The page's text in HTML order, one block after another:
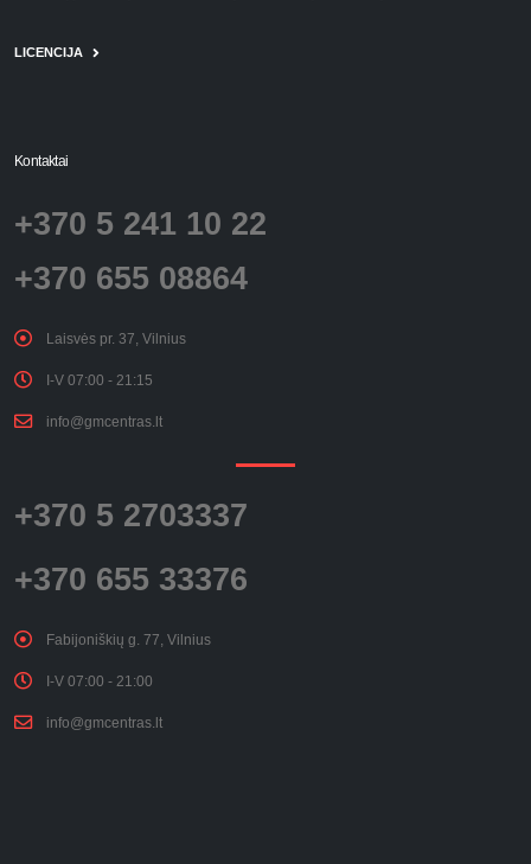
LICENCIJA
Kontaktai
+370 5 241 10 22
+370 655 08864
Laisvės pr. 37, Vilnius
I-V 07:00 - 21:15
info@gmcentras.lt
+370 5 2703337
+370 655 33376
Fabijoniškių g. 77, Vilnius
I-V 07:00 - 21:00
info@gmcentras.lt